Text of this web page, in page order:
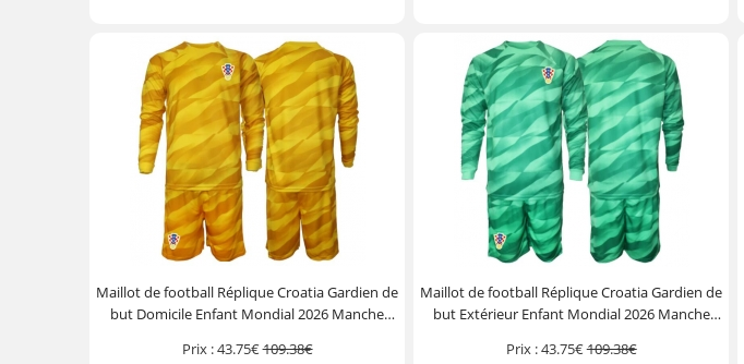
Maillot de football Réplique Croatia Gardien de
but Domicile Enfant Mondial 2026 Manche
Prix :43.75€109.38€
Maillot de football Réplique Croatia Gardien de
but Extérieur Enfant Mondial 2026 Manche
Prix :43.75€109.38€